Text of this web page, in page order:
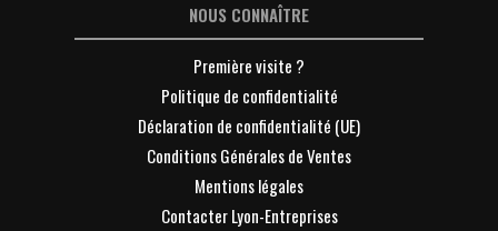
NOUS CONNAÎTRE
Première visite ?
Politique de confidentialité
Déclaration de confidentialité (UE)
Conditions Générales de Ventes
Mentions légales
Contacter Lyon-Entreprises